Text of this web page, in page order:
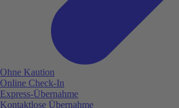
Ohne Kaution
Online Check-In
Express-Übernahme
Kontaktlose Übernahme